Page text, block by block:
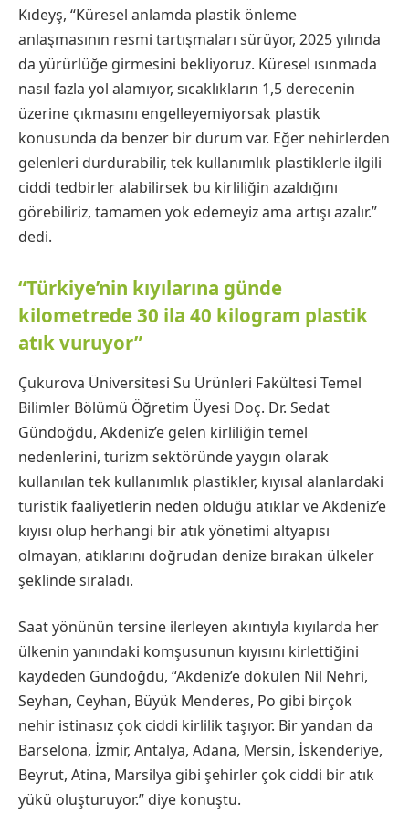
Kıdeyş, “Küresel anlamda plastik önleme
anlaşmasının resmi tartışmaları sürüyor, 2025 yılında
da yürürlüğe girmesini bekliyoruz. Küresel ısınmada
nasıl fazla yol alamıyor, sıcaklıkların 1,5 derecenin
üzerine çıkmasını engelleyemiyorsak plastik
konusunda da benzer bir durum var. Eğer nehirlerden
gelenleri durdurabilir, tek kullanımlık plastiklerle ilgili
ciddi tedbirler alabilirsek bu kirliliğin azaldığını
görebiliriz, tamamen yok edemeyiz ama artışı azalır.”
dedi.
“Türkiye’nin kıyılarına günde
kilometrede 30 ila 40 kilogram plastik
atık vuruyor”
Çukurova Üniversitesi Su Ürünleri Fakültesi Temel
Bilimler Bölümü Öğretim Üyesi Doç. Dr. Sedat
Gündoğdu, Akdeniz’e gelen kirliliğin temel
nedenlerini, turizm sektöründe yaygın olarak
kullanılan tek kullanımlık plastikler, kıyısal alanlardaki
turistik faaliyetlerin neden olduğu atıklar ve Akdeniz’e
kıyısı olup herhangi bir atık yönetimi altyapısı
olmayan, atıklarını doğrudan denize bırakan ülkeler
şeklinde sıraladı.
Saat yönünün tersine ilerleyen akıntıyla kıyılarda her
ülkenin yanındaki komşusunun kıyısını kirlettiğini
kaydeden Gündoğdu, “Akdeniz’e dökülen Nil Nehri,
Seyhan, Ceyhan, Büyük Menderes, Po gibi birçok
nehir istinasız çok ciddi kirlilik taşıyor. Bir yandan da
Barselona, İzmir, Antalya, Adana, Mersin, İskenderiye,
Beyrut, Atina, Marsilya gibi şehirler çok ciddi bir atık
yükü oluşturuyor.” diye konuştu.